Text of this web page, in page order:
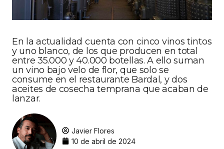
En la actualidad cuenta con cinco vinos tintos
y uno blanco, de los que producen en total
entre 35.000 y 40.000 botellas. A ello suman
un vino bajo velo de flor, que solo se
consume en el restaurante Bardal, y dos
aceites de cosecha temprana que acaban de
lanzar.
Javier Flores
10 de abril de 2024